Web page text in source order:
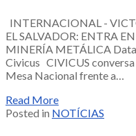
INTERNACIONAL -
EL SALVADOR: ENTRA
MINERÍA METÁLICA
Civicus CIVICUS conversa
Mesa Nacional frente a…
Read More
Posted in NOTÍCIAS